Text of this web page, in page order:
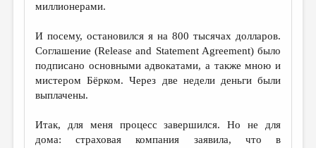
миллионерами.
И посему, остановился я на 800 тысячах долларов.
Соглашение (Release and Statement Agreement) было
подписано основными адвокатами, а также мною и
мистером Бёрком. Через две недели деньги были
выплачены.
Итак, для меня процесс завершился. Но не для
дома: страховая компания заявила, что в